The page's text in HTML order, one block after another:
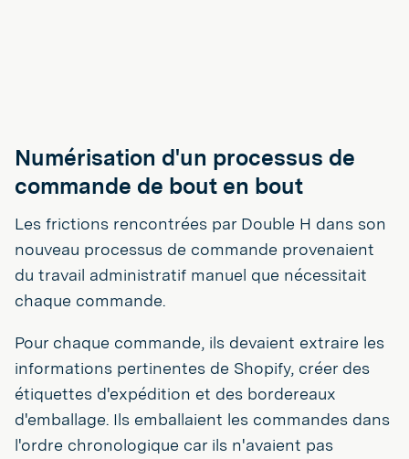
Numérisation d'un processus de
commande de bout en bout
Les frictions rencontrées par Double H dans son
nouveau processus de commande provenaient
du travail administratif manuel que nécessitait
chaque commande.
Pour chaque commande, ils devaient extraire les
informations pertinentes de Shopify, créer des
étiquettes d'expédition et des bordereaux
d'emballage. Ils emballaient les commandes dans
l'ordre chronologique car ils n'avaient pas